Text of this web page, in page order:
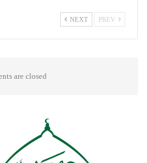
NEXT
are closed.